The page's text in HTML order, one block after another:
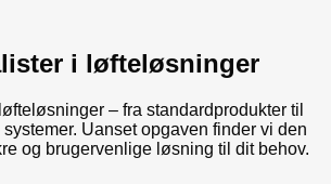
i løfteløsninger
– fra standardprodukter til
Uanset opgaven finder vi den
og brugervenlige løsning til dit behov.